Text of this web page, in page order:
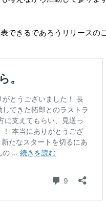
できるであろうリリースの